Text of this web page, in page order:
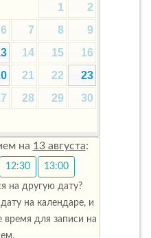
1
2
6 7 8
9
14 15
16
21 22
23
28 29
30
на 13 августа:
12:30 13:00
на другую дату?
на календаре, и
время для записи на